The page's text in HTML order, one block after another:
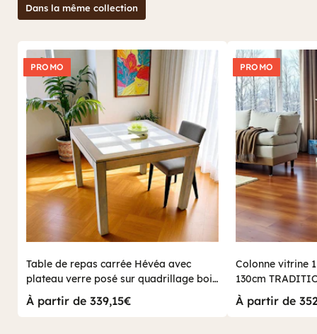
Dans la même collection
PROMO
Table de repas carrée Hévéa avec
plateau verre posé sur quadrillage bois
100x100x76cm HELENA
À partir de 339,15€
PROMO
Colonne vitrine
130cm
À partir de